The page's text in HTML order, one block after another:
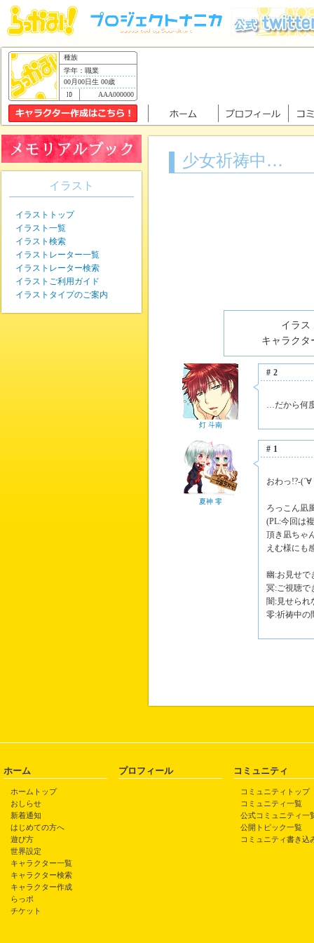
種族
学年：職業
00月00日生 00歳
AAA000000
少女祈祷中…
イラス
キャラクタ
灯 斗南
#2
…だから何
夏神 零
#1
おわっ!?-(´∀
ろっこん凪
(PL:今回は
頂き凪ちゃ
えむ様にも
幽:お見せで
冥:ご視聴で
闇:見せられ
零:祈祷中の
イラスト
イラストトップ
イラスト一覧
イラスト検索
イラストレーター一覧
イラストレーター検索
イラストご利用ガイド
イラストタイプのご案内
ホーム
ホームトップ
おしらせ
新着通知
はじめての方へ
遊び方
世界設定
キャラクター一覧
キャラクター検索
キャラクター作成
らっポ
チケット
プロフィール コミュニティ
コミュニティトップ
コミュニティ一覧
公式コミュニティ一
公開トピック一覧
コミュニティ書き込